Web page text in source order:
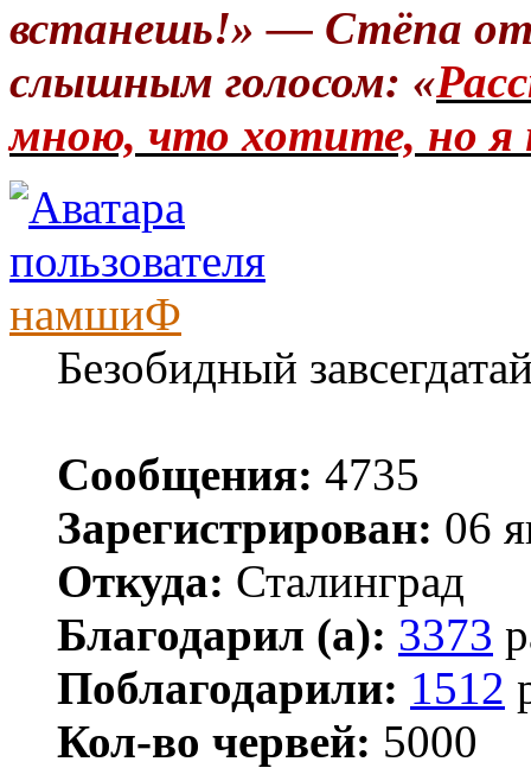
встанешь!» — Стёпа
слышным голосом: «
мною, что хотите, но я
намшиФ
Безобидный
Сообщения: 4735
Зарегистрирован: 06
Откуда: Сталинград
Благодарил (а): 3373
Поблагодарили: 1512
Кол-во червей: 5000